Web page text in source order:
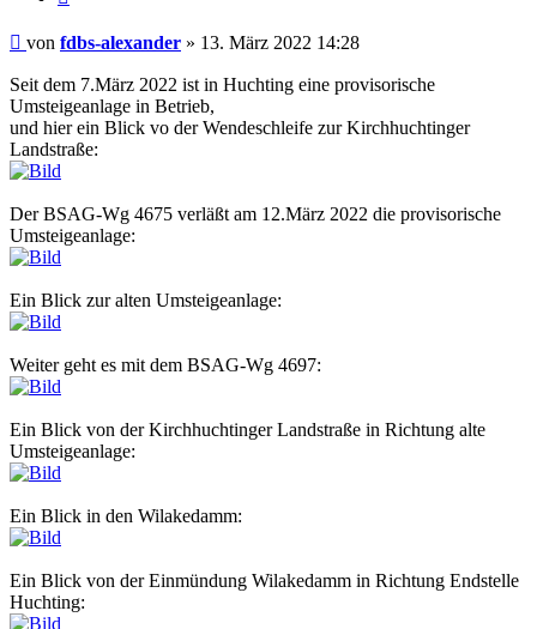
Ungelesener
von fdbs-alexander » 13. März 2022 14:28
Seit dem 7.März 2022 ist in Huchting eine provisorische
Umsteigeanlage in Betrieb,
und hier ein Blick vo der Wendeschleife zur Kirchhuchtinger
Landstraße:
Der BSAG-Wg 4675 verläßt am 12.März 2022 die provisorische
Umsteigeanlage:
Ein Blick zur alten Umsteigeanlage:
Weiter geht es mit dem BSAG-Wg 4697:
Ein Blick von der Kirchhuchtinger Landstraße in Richtung alte
Umsteigeanlage:
Ein Blick in den Wilakedamm:
Ein Blick von der Einmündung Wilakedamm in Richtung Endstelle
Huchting: